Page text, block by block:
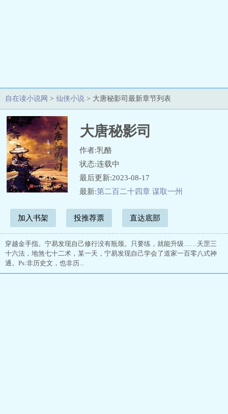
自在读小说网 > 仙侠小说 > 大唐秘影司最新章节列表
大唐秘影司
作者:乳酪
状态:连载中
最后更新:2023-08-17
最新:第二百二十四章 谋取一州
加入书架 投推荐票 直达底部
穿越金手指。宁易发现自己修行没有瓶颈。只要练，就能升级……天罡三
十六法，地煞七十二术，某一天，宁易发现自己学会了道家一百零八式神
通。Ps:非历史文，也非历...